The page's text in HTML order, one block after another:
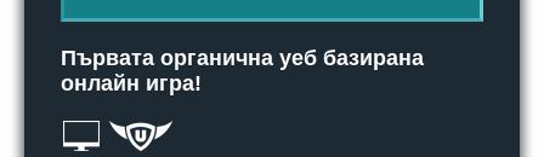
Първата органична уеб базирана
онлайн игра!